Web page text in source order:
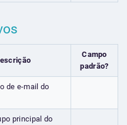
Campo
padrão?
de e-mail do
principal do